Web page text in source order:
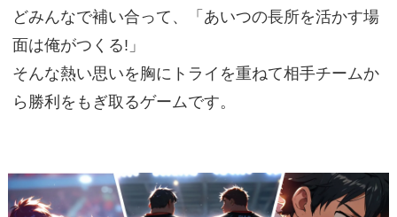
どみんなで補い合って、「あいつの長所を活かす場
面は俺がつくる!」
そんな熱い思いを胸にトライを重ねて相手チームか
ら勝利をもぎ取るゲームです。